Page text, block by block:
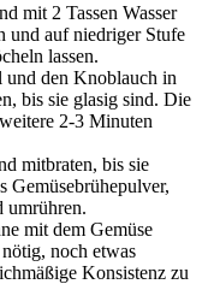
mit 2 Tassen Wasser
und auf niedriger Stufe
lassen.
den Knoblauch in
bis sie glasig sind. Die
2-3 Minuten
mitbraten, bis sie
Gemüsebrühepulver,
umrühren.
mit dem Gemüse
noch etwas
Konsistenz zu